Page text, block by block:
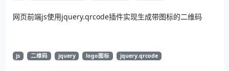
网页前端js使用jquery.qrcode插件实现生成带图标的二维码
js 二维码 jquery logo图标 jquery.qrcode